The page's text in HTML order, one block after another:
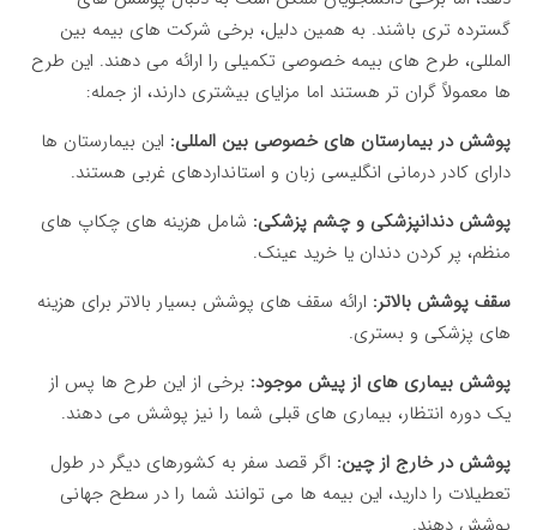
گسترده تری باشند. به همین دلیل، برخی شرکت های بیمه بین
المللی، طرح های بیمه خصوصی تکمیلی را ارائه می دهند. این طرح
ها معمولاً گران تر هستند اما مزایای بیشتری دارند، از جمله:
پوشش در بیمارستان های خصوصی بین المللی: این بیمارستان ها
دارای کادر درمانی انگلیسی زبان و استانداردهای غربی هستند.
پوشش دندانپزشکی و چشم پزشکی: شامل هزینه های چکاپ های
منظم، پر کردن دندان یا خرید عینک.
سقف پوشش بالاتر: ارائه سقف های پوشش بسیار بالاتر برای هزینه
های پزشکی و بستری.
پوشش بیماری های از پیش موجود: برخی از این طرح ها پس از
یک دوره انتظار، بیماری های قبلی شما را نیز پوشش می دهند.
پوشش در خارج از چین: اگر قصد سفر به کشورهای دیگر در طول
تعطیلات را دارید، این بیمه ها می توانند شما را در سطح جهانی